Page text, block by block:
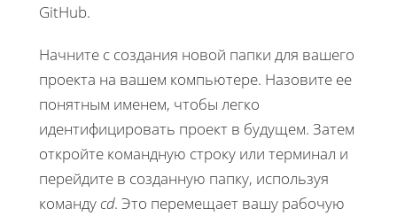
GitHub.
Начните с создания новой папки для вашего
проекта на вашем компьютере. Назовите ее
понятным именем, чтобы легко
идентифицировать проект в будущем. Затем
откройте командную строку или терминал и
перейдите в созданную папку, используя
командуcd. Это перемещает вашу рабочую